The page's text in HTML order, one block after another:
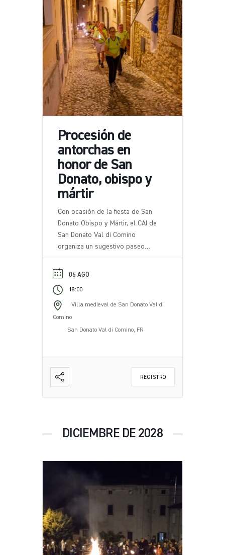
Procesión de
antorchas en
honor de San
Donato, obispo y
mártir
Con ocasión de la fiesta de San
Donato Obispo y Mártir, el CAI de
San Donato Val di Comino
organiza un sugestivo paseo
incluye un paseo nocturno por los
iluminados con antorchas,
creando una atmósfera única y
evocadora. Al final del recorrido,
en un mirador panorámico, una
06 AGO
18:00
Villa medieval de San Donato Val di
Comino
San Donato Val di Comino, FR
REGISTRO
DICIEMBRE DE 2028